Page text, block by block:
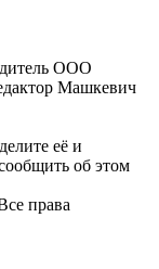
ООО
Машкевич
её и
об этом
права